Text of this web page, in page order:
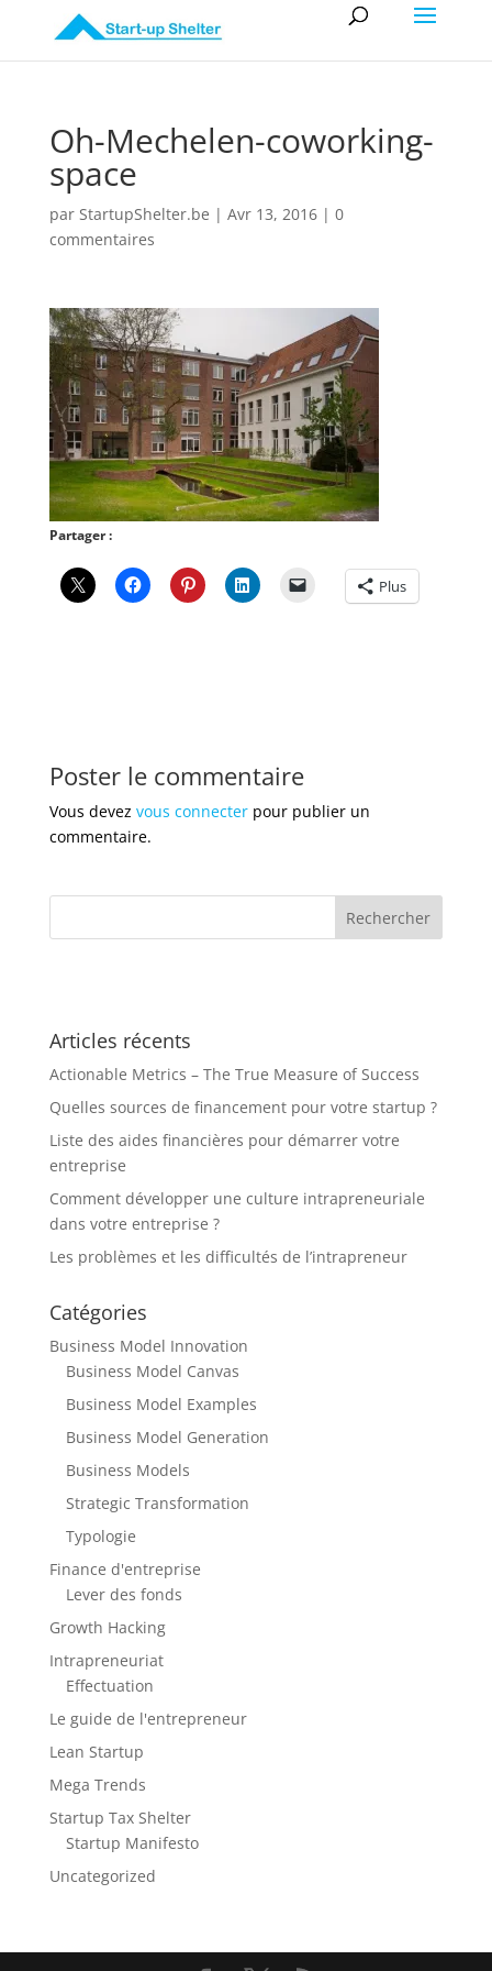
Oh-Mechelen-coworking-
space
par StartupShelter.be | Avr 13, 2016| 0
commentaires
Partager :
Plus
Poster le commentaire
Vous devez vous connecterpour publier un
commentaire.
Articles récents
Actionable Metrics – The True Measure of Success
Quelles sources de financement pour votre startup ?
Liste des aides financières pour démarrer votre
entreprise
Comment développer une culture intrapreneuriale
dans votre entreprise ?
Les problèmes et les difficultés de l’intrapreneur
Catégories
Business Model Innovation
Business Model Canvas
Business Model Examples
Business Model Generation
Business Models
Strategic Transformation
Typologie
Finance d'entreprise
Lever des fonds
Growth Hacking
Intrapreneuriat
Effectuation
Le guide de l'entrepreneur
Lean Startup
Mega Trends
Startup Tax Shelter
Startup Manifesto
Uncategorized